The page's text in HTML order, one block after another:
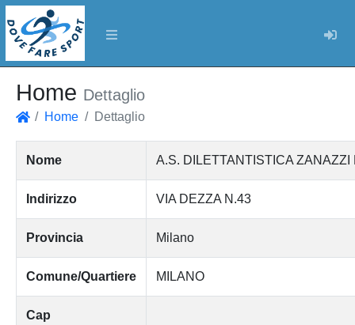
Home Dettaglio
Home Dettaglio
Nome A.S. DILETTANTISTICA ZANAZZI
Indirizzo VIA DEZZA N.43
Provincia Milano
Comune/Quartiere MILANO
Cap